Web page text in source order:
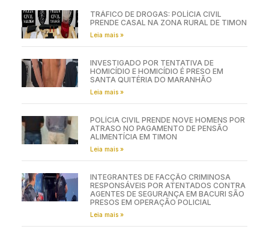
TRÁFICO DE DROGAS: POLÍCIA CIVIL
PRENDE CASAL NA ZONA RURAL DE TIMON
Leia mais »
INVESTIGADO POR TENTATIVA DE
HOMICÍDIO E HOMICÍDIO É PRESO EM
SANTA QUITÉRIA DO MARANHÃO
Leia mais »
POLÍCIA CIVIL PRENDE NOVE HOMENS POR
ATRASO NO PAGAMENTO DE PENSÃO
ALIMENTÍCIA EM TIMON
Leia mais »
INTEGRANTES DE FACÇÃO CRIMINOSA
RESPONSÁVEIS POR ATENTADOS CONTRA
AGENTES DE SEGURANÇA EM BACURI SÃO
PRESOS EM OPERAÇÃO POLICIAL
Leia mais »